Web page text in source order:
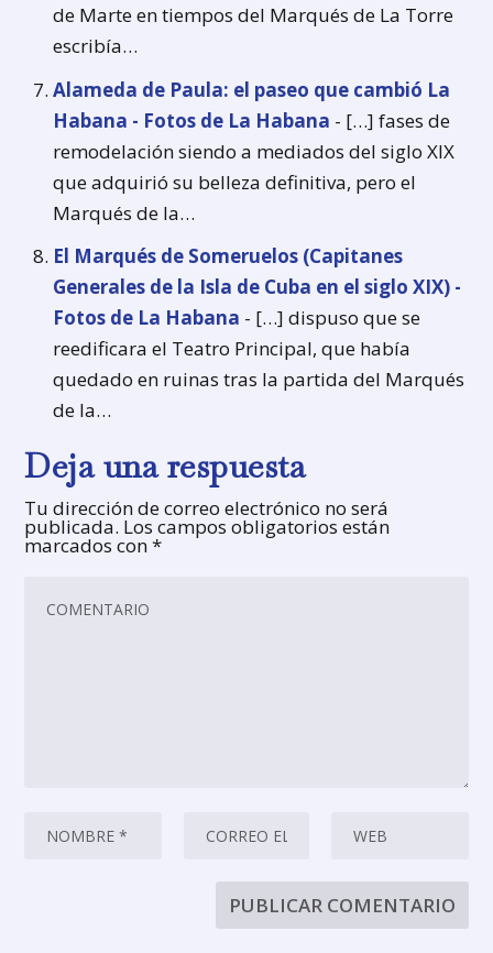
de Marte en tiempos del Marqués de La Torre
escribía…
Alameda de Paula: el paseo que cambió La
Habana - Fotos de La Habana - […] fases de
remodelación siendo a mediados del siglo XIX
que adquirió su belleza definitiva, pero el
Marqués de la…
El Marqués de Someruelos (Capitanes
Generales de la Isla de Cuba en el siglo XIX) -
Fotos de La Habana - […] dispuso que se
reedificara el Teatro Principal, que había
quedado en ruinas tras la partida del Marqués
de la…
Deja una respuesta
Tu dirección de correo electrónico no será
publicada. Los campos obligatorios están
marcados con*